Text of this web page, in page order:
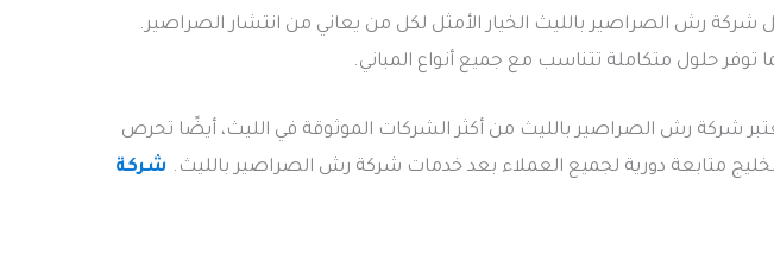
رش الصراصير بالليث الخيار الأمثل لكل من يعاني من انتشار الصراصير.
حلول متكاملة تتناسب مع جميع أنواع المباني.
رش الصراصير بالليث من أكثر الشركات الموثوقة في الليث، أيضًا تحرص
متابعة دورية لجميع العملاء بعد خدمات شركة رش الصراصير بالليث. شركة